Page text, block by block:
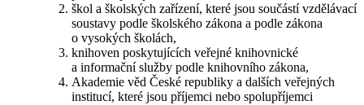
škol a školských zařízení, které jsou součástí vzdělávací
soustavy podle školského zákona a podle zákona
o vysokých školách,
knihoven poskytujících veřejné knihovnické
a informační služby podle knihovního zákona,
Akademie věd České republiky a dalších veřejných
institucí, které jsou příjemci nebo spolupříjemci